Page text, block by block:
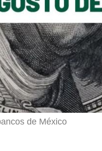
de México